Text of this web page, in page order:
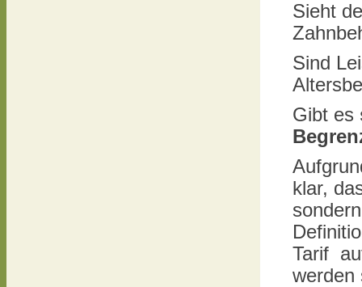
Sieht
Sind
Gibt es
klar,
Tarif
werden